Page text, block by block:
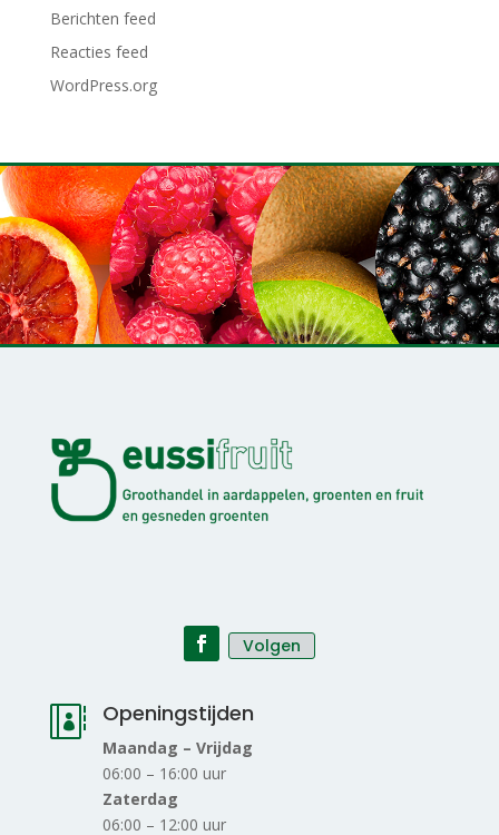
Berichten feed
Reacties feed
WordPress.org
Volgen
 Openingstijden
Maandag – Vrijdag
06:00 – 16:00 uur
Zaterdag
06:00 – 12:00 uur